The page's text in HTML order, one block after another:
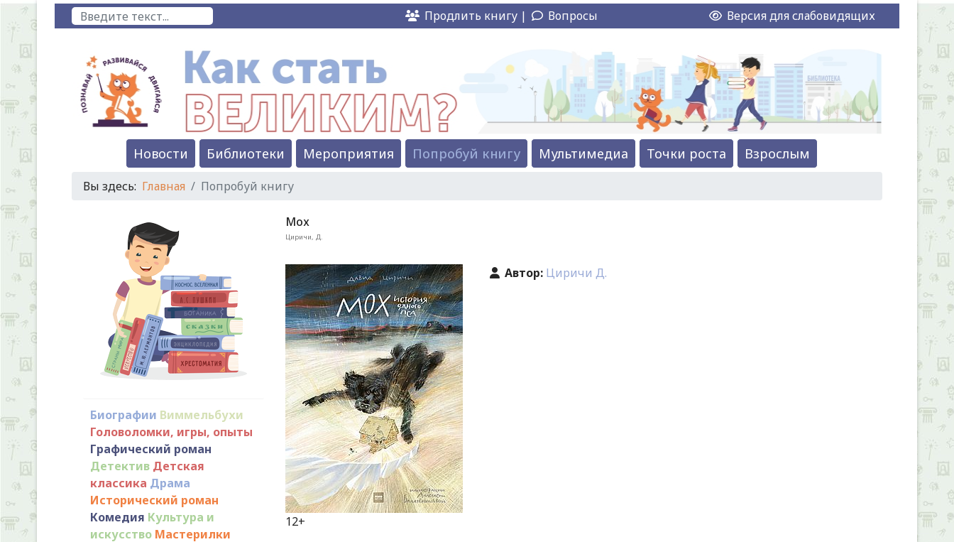
Поиск Продлить книгу | Вопросы Версия для слабовидящих
Новости Библиотеки Мероприятия Попробуй книгу Мультимедиа Точки роста Взрослым
Вы здесь: Главная Попробуй книгу
Биографии Виммельбухи
Головоломки, игры, опыты
Графический роман
Детектив Детская
классика Драма
Исторический роман
Комедия Культура и
искусство Мастерилки
Мох
Циричи, Д.
Автор: Циричи Д.
12+